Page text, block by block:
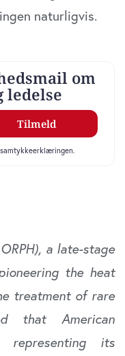
naturligvis.
a late-stage
the heat
treatment of rare
that American
representing its